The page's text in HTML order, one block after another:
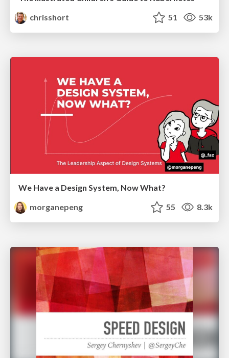
chrisshort
51 53k
We Have a Design System, Now What?
morganepeng
55 8.3k